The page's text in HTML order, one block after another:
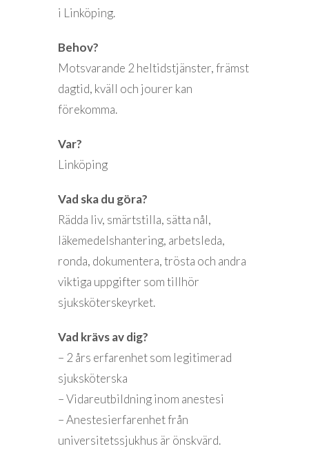
i Linköping.
Behov?
Motsvarande 2 heltidstjänster, främst
dagtid, kväll och jourer kan
förekomma.
Var?
Linköping
Vad ska du göra?
Rädda liv, smärtstilla, sätta nål,
läkemedelshantering, arbetsleda,
ronda, dokumentera, trösta och andra
viktiga uppgifter som tillhör
sjuksköterskeyrket.
Vad krävs av dig?
– 2 års erfarenhet som legitimerad
sjuksköterska
– Vidareutbildning inom anestesi
– Anestesierfarenhet från
universitetssjukhus är önskvärd.